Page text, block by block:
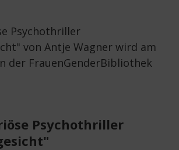
Psychothriller
von Antje Wagner wird am
der FrauenGenderBibliothek
Psychothriller